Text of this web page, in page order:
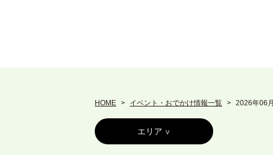
HOME イベント・おでかけ情報一覧 2026年06
エリア